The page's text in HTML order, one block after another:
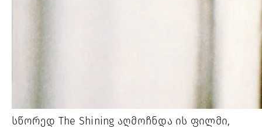
სწორედ The Shining აღმოჩნდა ის ფილმი,